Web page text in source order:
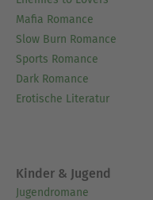
Mafia Romance
Slow Burn Romance
Sports Romance
Dark Romance
Erotische Literatur
Kinder & Jugend
Jugendromane